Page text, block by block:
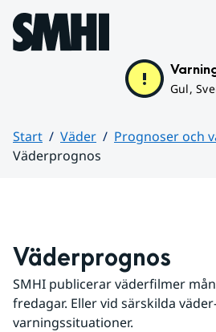
Hoppa till sidans innehåll
Gul,
Start Väder
Prognoser och
Väderprognos
Väderprognos
SMHI publicerar väderfilmer
fredagar. Eller vid särskilda
varningssituationer.